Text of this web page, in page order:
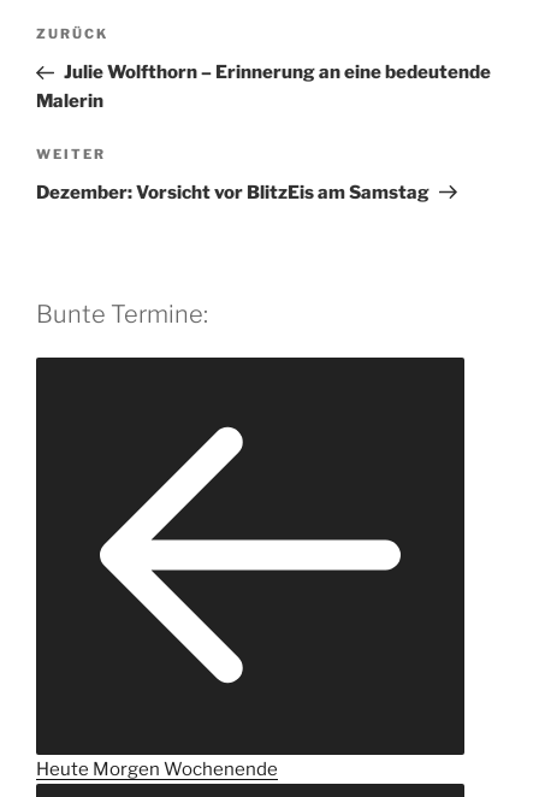
Beitragsnavigation
Vorheriger
Beitrag
ZURÜCK
Julie Wolfthorn – Erinnerung an eine bedeutende
Malerin
Nächster
Beitrag
WEITER
Dezember: Vorsicht vor BlitzEis am Samstag
Bunte Termine:
Heute Morgen Wochenende